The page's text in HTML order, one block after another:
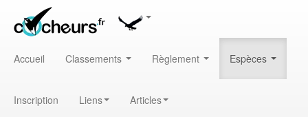
Accueil Classements Règlement Espèces
Inscription Liens Articles